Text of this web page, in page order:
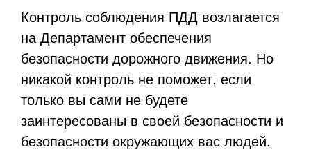
Контроль соблюдения ПДД возлагается
на Департамент обеспечения
безопасности дорожного движения. Но
никакой контроль не поможет, если
только вы сами не будете
заинтересованы в своей безопасности и
безопасности окружающих вас людей.